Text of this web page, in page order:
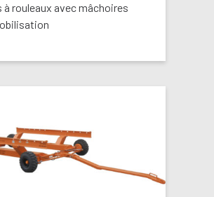
à rouleaux avec mâchoires